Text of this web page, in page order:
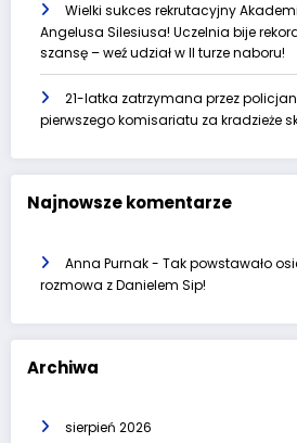
Wielki sukces rekrutacyjny
Angelusa Silesiusa! Uczelnia bije
szansę – weź udział w II turze naboru!
21-latka zatrzymana przez
pierwszego komisariatu za kradzieże
Najnowsze komentarze
Anna Purnak- Tak powstawało
rozmowa z Danielem Sip!
Archiwa
sierpień 2026